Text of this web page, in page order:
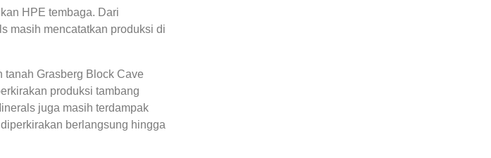
HPE tembaga. Dari
masih mencatatkan produksi di
tanah Grasberg Block Cave
produksi tambang
juga masih terdampak
berlangsung hingga